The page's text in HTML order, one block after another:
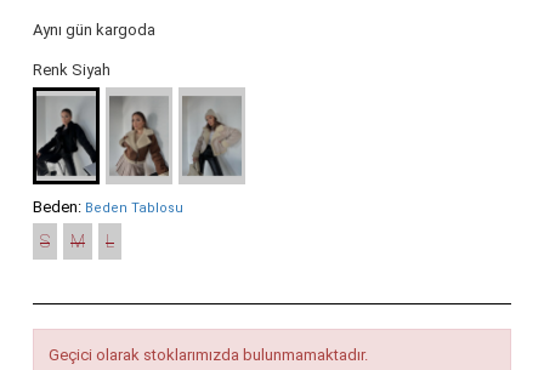
Aynı gün kargoda
Renk Siyah
Beden: Beden Tablosu
S M L
Geçici olarak stoklarımızda bulunmamaktadır.